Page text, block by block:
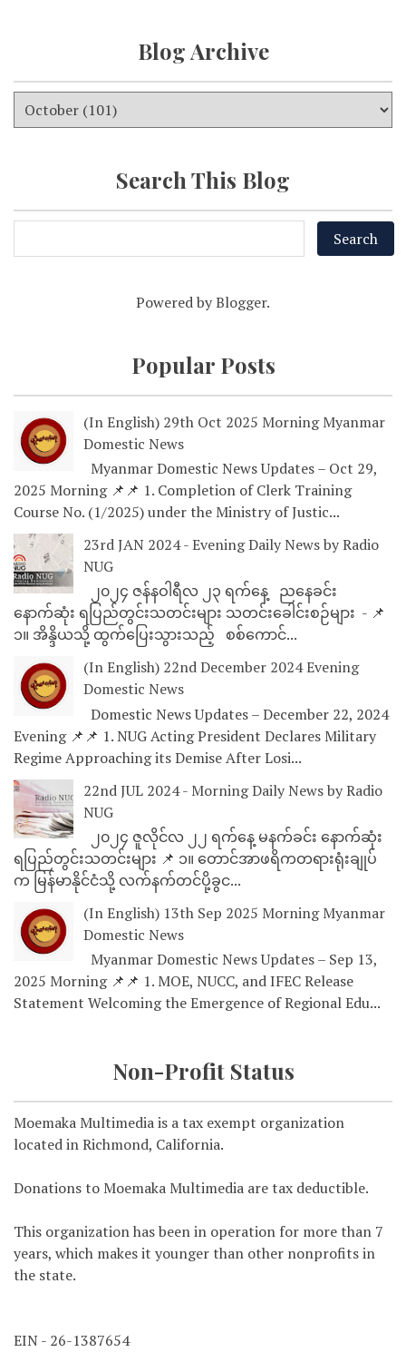
Blog Archive
Search This Blog
Powered byBlogger.
Popular Posts
(In English) 29th Oct 2025 Morning Myanmar
Domestic News
Myanmar Domestic News Updates – Oct 29,
2025 Morning 📌📌 1. Completion of Clerk Training
Course No. (1/2025) under the Ministry of Justic...
23rd JAN 2024 - Evening Daily News by Radio
NUG
၂၀၂၄ ဇန်နဝါရီလ ၂၃ ရက်နေ့ ညနေခင်း
နောက်ဆုံး ရပြည်တွင်းသတင်းများ သတင်းခေါင်းစဉ်များ - 📌
၁။ အိန္ဒိယသို့ ထွက်ပြေးသွားသည့် စစ်ကောင်...
(In English) 22nd December 2024 Evening
Domestic News
Domestic News Updates – December 22, 2024
Evening 📌📌 1. NUG Acting President Declares Military
Regime Approaching its Demise After Losi...
22nd JUL 2024 - Morning Daily News by Radio
NUG
၂၀၂၄ ဇူလိုင်လ ၂၂ ရက်နေ့ မနက်ခင်း နောက်ဆုံး
ရပြည်တွင်းသတင်းများ 📌 ၁။ တောင်အာဖရိကတရားရုံးချုပ်
က မြန်မာနိုင်ငံသို့ လက်နက်တင်ပို့ခွင...
(In English) 13th Sep 2025 Morning Myanmar
Domestic News
Myanmar Domestic News Updates – Sep 13,
2025 Morning 📌📌 1. MOE, NUCC, and IFEC Release
Statement Welcoming the Emergence of Regional Edu...
Non-Profit Status
Moemaka Multimedia is a tax exempt organization
located in Richmond, California.
Donations to Moemaka Multimedia are tax deductible.
This organization has been in operation for more than 7
years, which makes it younger than other nonprofits in
the state.
EIN - 26-1387654